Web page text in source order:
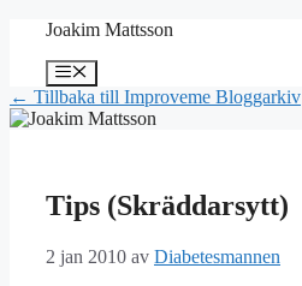
Hoppa
innehåll
Joakim Mattsson
Meny
← Tillbaka till Improveme Bloggarkiv
Tips (Skräddarsytt)
2 jan 2010 av Diabetesmannen